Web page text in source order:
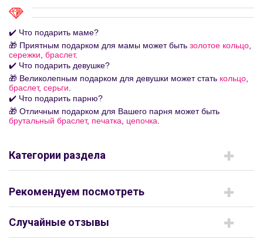
✔️ Что подарить маме?
🎁 Приятным подарком для мамы может быть золотое кольцо
сережки браслет.
✔️ Что подарить девушке?
🎁 Великолепным подарком для девушки может стать кольцо
браслет, серьги
✔️ Что подарить парню?
🎁 Отличным подарком для Вашего парня может быть
брутальный браслет, печатка цепочка
Категории раздела
Рекомендуем посмотреть
Случайные отзывы